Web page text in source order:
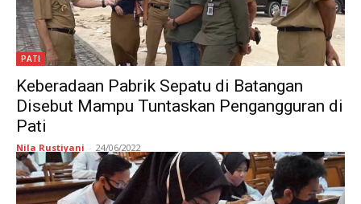
PATI
Keberadaan Pabrik Sepatu di Batangan
Disebut Mampu Tuntaskan Pengangguran di
Pati
Nila Rustiyani - 24/06/2022